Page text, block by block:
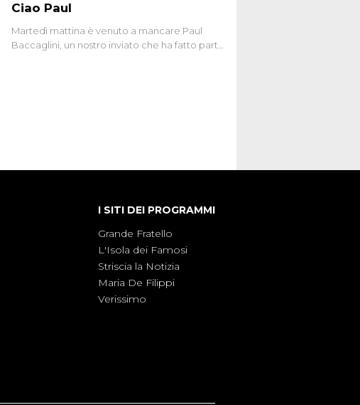
Ciao Paul
Martedì mattina è venuto a mancare Paul
Baccaglini, un nostro inviato che ha fatto parte
I SITI DEI PROGRAMMI
Grande Fratello
L'Isola dei Famosi
Striscia la Notizia
Maria De Filippi
Verissimo